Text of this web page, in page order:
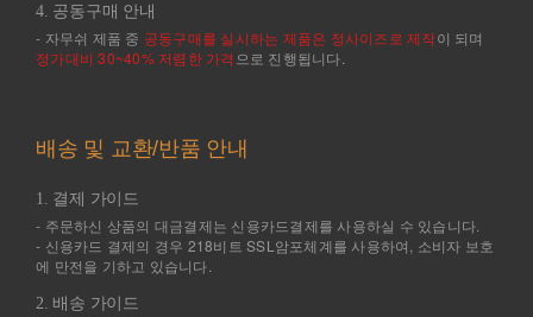
4. 공동구매 안내
- 자무쉬 제품 중 공동구매를 실시하는 제품은 정사이즈로 제작이 되며
정가대비 30~40% 저렴한 가격 으로 진행됩니다.
배송 및 교환/반품 안내
1. 결제 가이드
- 주문하신 상품의 대금결제는 신용카드결제를 사용하실 수 있습니다.
- 신용카드 결제의 경우 218비트 SSL암포체계를 사용하여, 소비자 보호
에 만전을 기하고 있습니다.
2. 배송 가이드